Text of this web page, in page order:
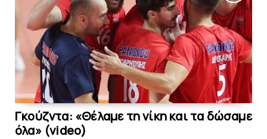
Γκούζντα: «Θέλαμε τη νίκη και τα δώσαμε
όλα» (video)